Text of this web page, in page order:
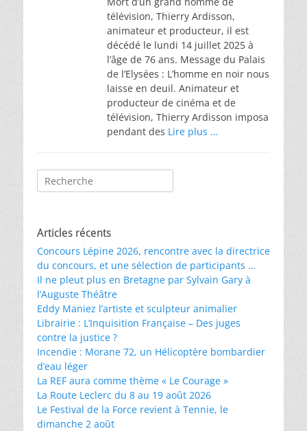
télévision, Thierry Ardisson,
animateur et producteur, il est
décédé le lundi 14 juillet 2025 à
l’âge de 76 ans. Message du Palais
de l’Elysées : L’homme en noir nous
laisse en deuil. Animateur et
producteur de cinéma et de
télévision, Thierry Ardisson imposa
pendant des Lire plus …
Rechercher :
Articles récents
Concours Lépine 2026, rencontre avec la directrice
du concours, et une sélection de participants …
Il ne pleut plus en Bretagne par Sylvain Gary à
l’Auguste Théâtre
Eddy Maniez l’artiste et sculpteur animalier
Librairie : L’Inquisition Française – Des juges
contre la justice ?
Incendie : Morane 72, un Hélicoptère bombardier
d’eau léger
La REF aura comme thème « Le Courage »
La Route Leclerc du 8 au 19 août 2026
Le Festival de la Force revient à Tennie, le
dimanche 2 août